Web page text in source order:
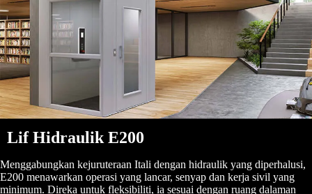
Lif Hidraulik E200
Menggabungkan kejuruteraan Itali dengan hidraulik yang diperhalusi,
E200 menawarkan operasi yang lancar, senyap dan kerja sivil yang
minimum. Direka untuk fleksibiliti, ia sesuai dengan ruang dalaman